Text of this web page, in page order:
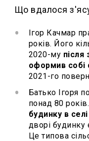
Що вдалося
Ігор Качмар
років. Його
2020-му після
оформив собі
2021-го
Батько Ігоря
понад 80
будинку в
дворі будинку
Це типова